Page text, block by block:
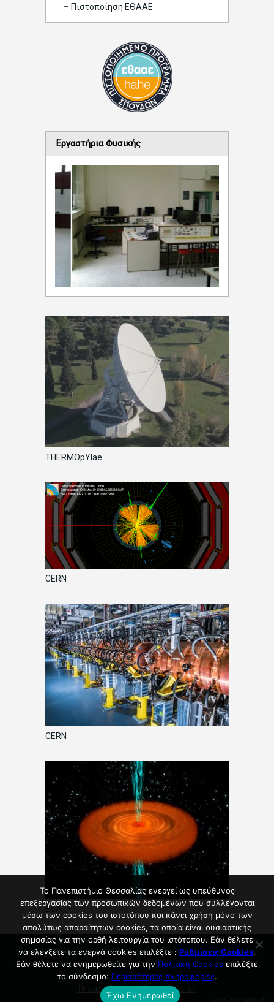
– Πιστοποίηση ΕΘΑΑΕ
Εργαστήρια Φυσικής
THERMOpYlae
CERN
CERN
ESA
© Copyright 2021 | All Rights Reserved - Department of Physics,
University of Thessaly, (+30)2231060139, e-mail : g-phys@uth.gr,
facebook: tmimafysikis |
Privacy Policy] - [Cookies Policy
Το Πανεπιστήμιο Θεσσαλίας ενεργεί ως υπεύθυνος
επεξεργασίας των προσωπικών δεδομένων που συλλέγονται
μέσω των cookies του ιστοτόπου και κάνει χρήση μόνο των
απολύτως απαραίτητων cookies, τα οποία είναι ουσιαστικής
σημασίας για την ορθή λειτουργία του ιστότοπου. Εάν θέλετε
να ελέγξετε τα ενεργά cookies επιλέξτε : Ρυθμίσεις Cookies.
Εάν θέλετε να ενημερωθείτε για την Πολιτική Cookies επιλέξτε
το σύνδεσμο: Περισσότερες πληροφορίες.
Έχω Ενημερωθεί